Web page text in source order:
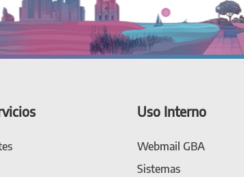
Uso Interno
Webmail GBA
Sistemas